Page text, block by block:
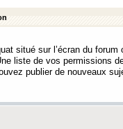
situé sur l’écran du
liste de vos permissions
publier de nouveaux